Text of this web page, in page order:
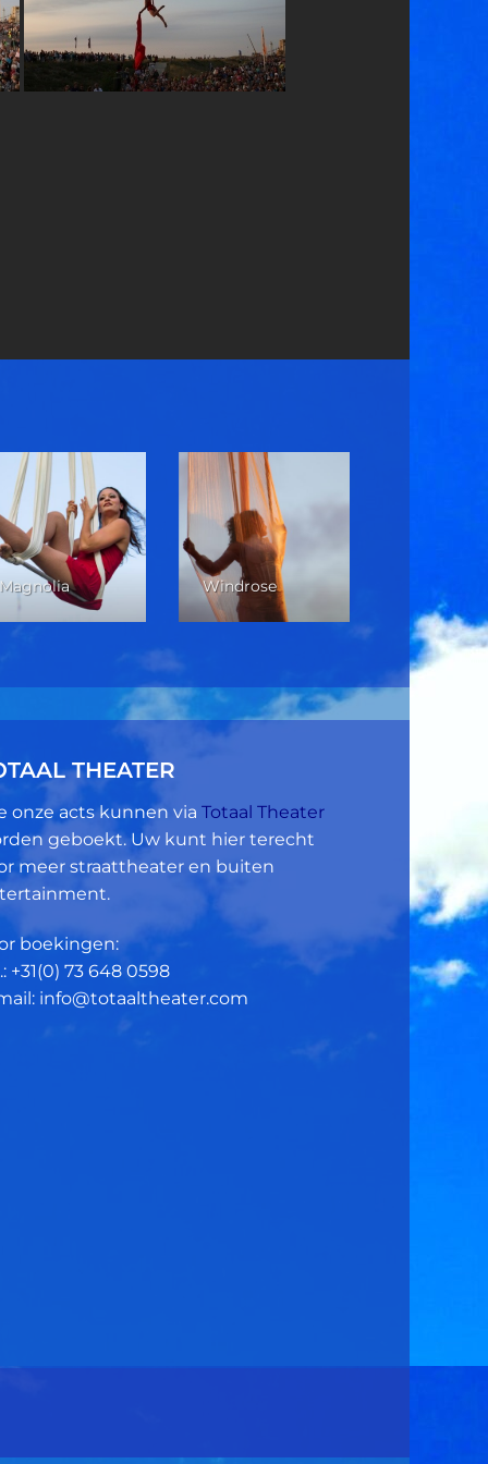
Magnolia Windrose
THEATER
onze acts kunnen via Totaal Theater
geboekt. Uw kunt hier terecht
meer straattheater en buiten
boekingen:
+31(0) 73 648 0598
info@totaaltheater.com